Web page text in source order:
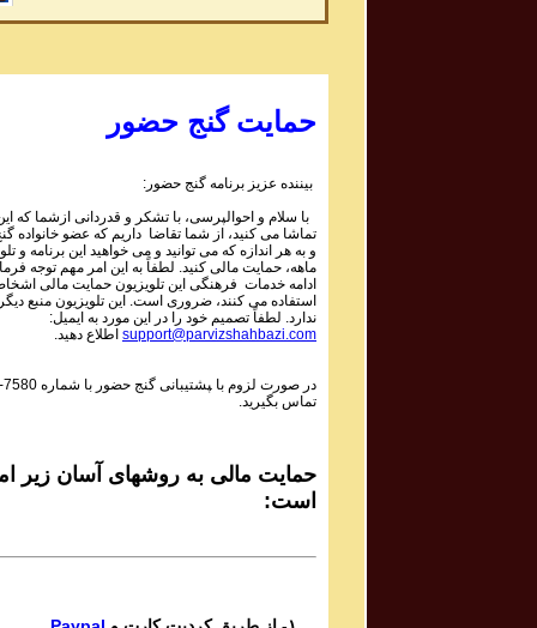
Parviz Shahbazi - Ganje Hozour | پرویز شهبازی - گنج
Phone Calls Programs #1059
Parviz Shahbazi - Ganje Hozour | پرویز شهبازی - گنج
حضور
Phone Calls Programs #1058
3 | ۱۰۵۸
Parviz Shahbazi - Ganje Hozour | پرویز شهبازی - گنج
حضور
Phone Calls Programs #1058
حضور
حضور
حضور
Parviz Shahbazi - Ganje Hozour | پرویز شهبازی - گنج
حمایت گنج حضور
بیننده عزیز برنامه گنج حضور:
با سلام و احوالپرسی، با تشکر و قدردانی ازشما که این
تماشا می کنید، از شما تقاضا داریم که عضو خانواده
و به هر اندازه که می توانید و می خواهید این برنامه و
ماهه، حمایت مالی کنید. لطفاً به این امر مهم توجه
ادامه خدمات فرهنگی این تلویزیون حمایت مالی
استفاده می کنند، ضروری است. این تلویزیون منبع
ندارد. لطفاً تصمیم خود را در این مورد به ایمیل:
support@parvizshahbazi.com اطلاع دهید.
در صورت لزوم با ‍پشتیبانی گنج حضور با شماره 7580
تماس بگیرید.
حمایت مالی به روشهای آسان زیر
است: